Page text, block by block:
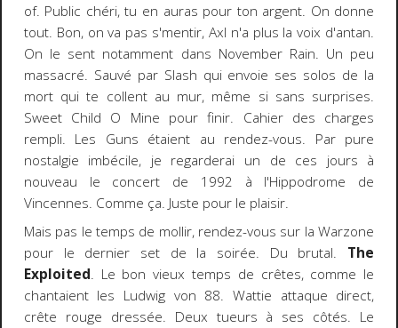
of. Public chéri, tu en auras pour ton argent. On donne
tout. Bon, on va pas s'mentir, Axl n'a plus la voix d'antan.
On le sent notamment dans November Rain. Un peu
massacré. Sauvé par Slash qui envoie ses solos de la
mort qui te collent au mur, même si sans surprises.
Sweet Child O Mine pour finir. Cahier des charges
rempli. Les Guns étaient au rendez-vous. Par pure
nostalgie imbécile, je regarderai un de ces jours à
nouveau le concert de 1992 à l'Hippodrome de
Vincennes. Comme ça. Juste pour le plaisir.
Mais pas le temps de mollir, rendez-vous sur la Warzone
pour le dernier set de la soirée. Du brutal. The
Exploited. Le bon vieux temps de crêtes, comme le
chantaient les Ludwig von 88. Wattie attaque direct,
crête rouge dressée. Deux tueurs à ses côtés. Le